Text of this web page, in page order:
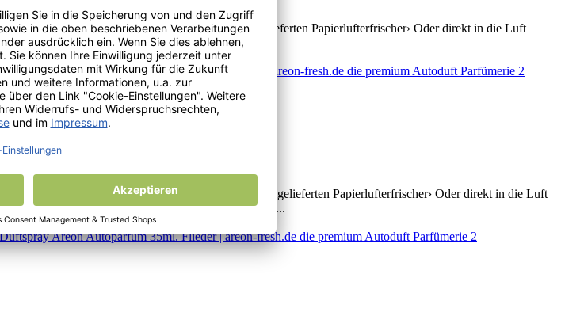
lässt keinen Wunsch offen› Ob auf den mitgelieferten Papierlufterfrischer› Oder direkt in die Luft
Fresh, Orange, Zitrone, Grüne Duftnoten...
lässt keinen Wunsch offen› Ob auf den mitgelieferten Papierlufterfrischer› Oder direkt in die Luft
Erdbeere, Fresh Herznote: Himbeere, Apfel,...